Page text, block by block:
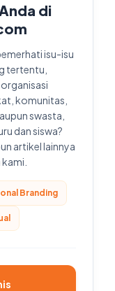
di
isu-isu
tertentu,
komunitas,
swasta,
dan siswa?
artikel lainnya
Branding